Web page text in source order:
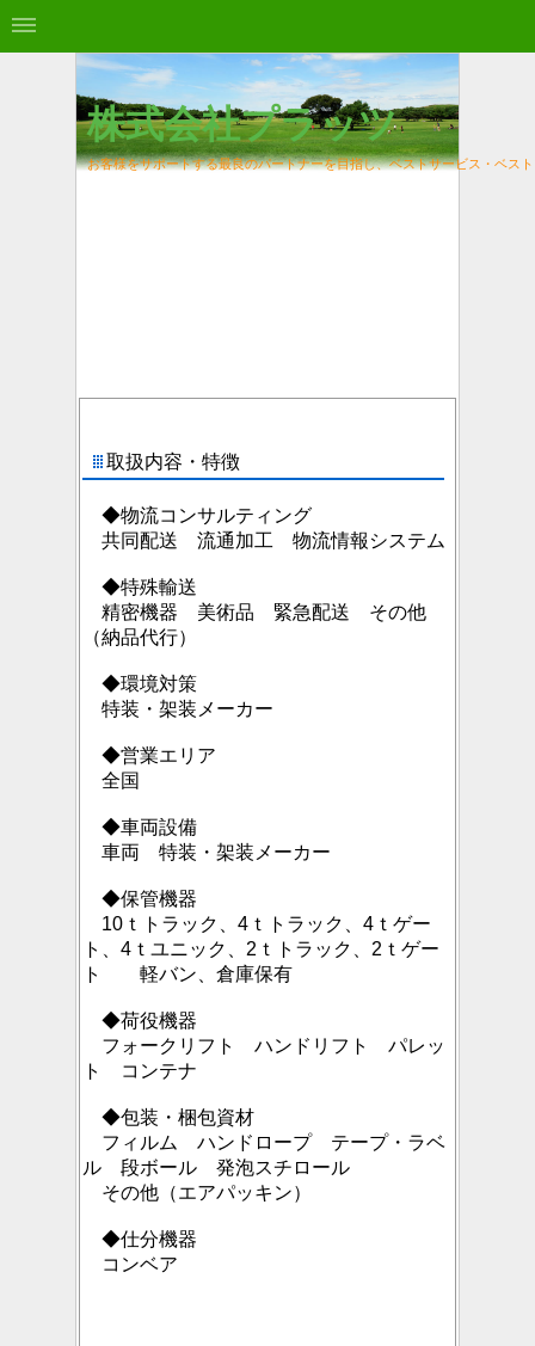
株式会社プラッツ
お客様をサポートする最良のパートナーを目指し、ベストサービス・ベス
取扱内容・特徴
◆物流コンサルティング
共同配送 流通加工 物流情報システム
◆特殊輸送
精密機器 美術品 緊急配送 その他
（納品代行）
◆環境対策
特装・架装メーカー
◆営業エリア
全国
◆車両設備
車両 特装・架装メーカー
◆保管機器
10ｔトラック、4ｔトラック、4ｔゲー
ト、4ｔユニック、2ｔトラック、2ｔゲー
ト 軽バン、 倉庫保有
◆荷役機器
フォークリフト ハンドリフト パレッ
ト コンテナ
◆包装・梱包資材
フィルム ハンドロープ テープ・ラベ
ル 段ボール 発泡スチロール
その他（エアパッキン）
◆仕分機器
コンベア